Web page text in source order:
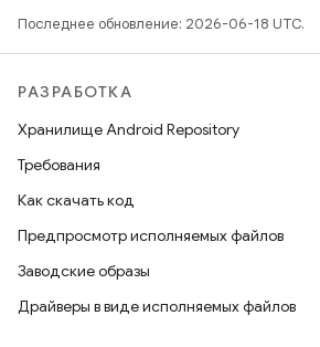
Последнее обновление: 2026-06-18 UTC.
РАЗРАБОТКА
Хранилище Android Repository
Требования
Как скачать код
Предпросмотр исполняемых файлов
Заводские образы
Драйверы в виде исполняемых файлов